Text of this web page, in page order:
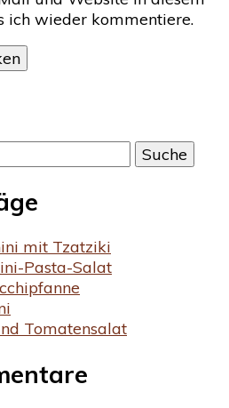
ich wieder kommentiere.
mit Tzatziki
Pasta-Salat
Tomatensalat